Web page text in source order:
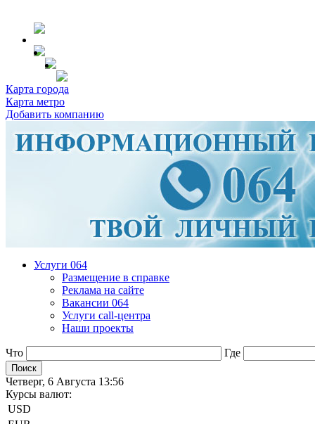
Карта города
Карта метро
Добавить компанию
Услуги 064
Размещение в справке
Реклама на сайте
Вакансии 064
Услуги call-центра
Наши проекты
Что Где
Четверг, 6 Августа 13:56
Курсы валют:
USD